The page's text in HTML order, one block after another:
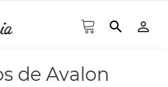
search person_outline
de Avalon